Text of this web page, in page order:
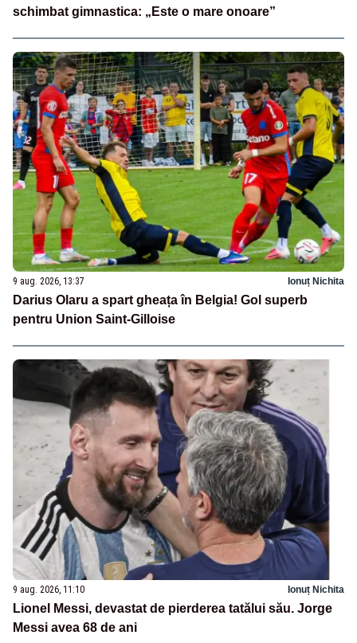
schimbat gimnastica: „Este o mare onoare”
9 aug. 2026, 13:37 Ionuț Nichita
Darius Olaru a spart gheața în Belgia! Gol superb
pentru Union Saint-Gilloise
9 aug. 2026, 11:10 Ionuț Nichita
Lionel Messi, devastat de pierderea tatălui său. Jorge
Messi avea 68 de ani